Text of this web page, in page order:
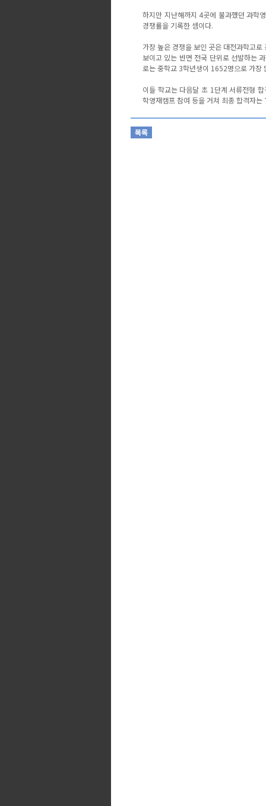
하지만 지난해까지 4곳에 불과했던 과학
경쟁률을 기록한 셈이다.
가장 높은 경쟁을 보인 곳은 대전과학고
보이고 있는 반면 전국 단위로 선발하는
로는 중학교 3학년생이 1652명으로 가
이들 학교는 다음달 초 1단계 서류전형
학영재캠프 참여 등을 거쳐 최종 합격자는